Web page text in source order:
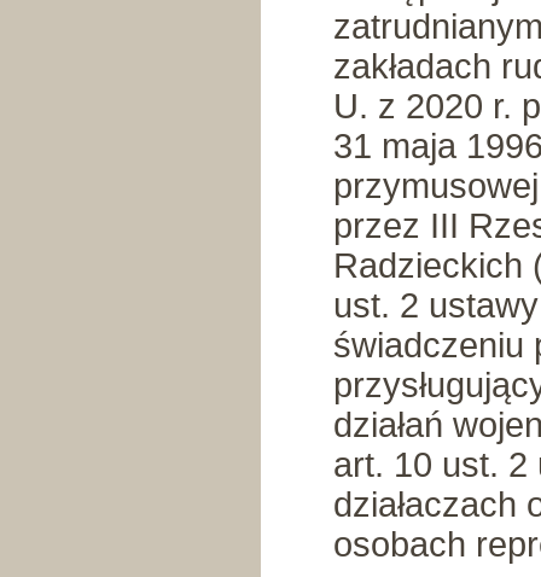
zakładach
U. z 2020 r.
31 maja
przez III
Radzieckich
ust. 2
świadczeniu
działań
art. 10 ust. 2
działaczach
osobach